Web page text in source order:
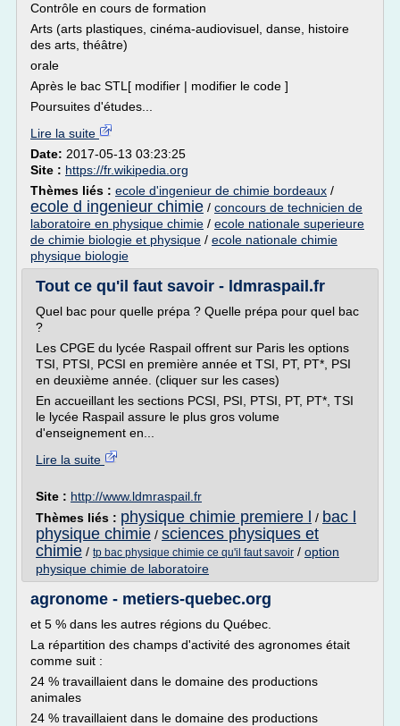
Contrôle en cours de formation
Arts (arts plastiques, cinéma-audiovisuel, danse, histoire
des arts, théâtre)
orale
Après le bac STL[ modifier | modifier le code ]
Poursuites d'études...
Lire la suite
Date: 2017-05-13 03:23:25
Site : https://fr.wikipedia.org
Thèmes liés : ecole d'ingenieur de chimie bordeaux /
ecole d ingenieur chimie / concours de technicien de
laboratoire en physique chimie / ecole nationale superieure
de chimie biologie et physique / ecole nationale chimie
physique biologie
Tout ce qu'il faut savoir - ldmraspail.fr
Quel bac pour quelle prépa ? Quelle prépa pour quel bac
?
Les CPGE du lycée Raspail offrent sur Paris les options
TSI, PTSI, PCSI en première année et TSI, PT, PT*, PSI
en deuxième année. (cliquer sur les cases)
En accueillant les sections PCSI, PSI, PTSI, PT, PT*, TSI
le lycée Raspail assure le plus gros volume
d'enseignement en...
Lire la suite
Site : http://www.ldmraspail.fr
Thèmes liés : physique chimie premiere l / bac l
physique chimie / sciences physiques et
chimie / tp bac physique chimie ce qu'il faut savoir / option
physique chimie de laboratoire
agronome - metiers-quebec.org
et 5 % dans les autres régions du Québec.
La répartition des champs d'activité des agronomes était
comme suit :
24 % travaillaient dans le domaine des productions
animales
24 % travaillaient dans le domaine des productions